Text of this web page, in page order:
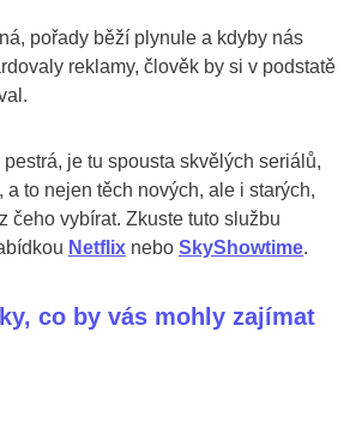
pořady běží plynule a kdyby nás
reklamy, člověk by si v podstatě
je tu spousta skvělých seriálů,
a to nejen těch nových, ale i starých,
čeho vybírat. Zkuste tuto službu
Netflix nebo SkyShowtime.
co by vás mohly zajímat